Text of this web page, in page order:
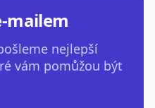
mailem
nejlepší
vám pomůžou být